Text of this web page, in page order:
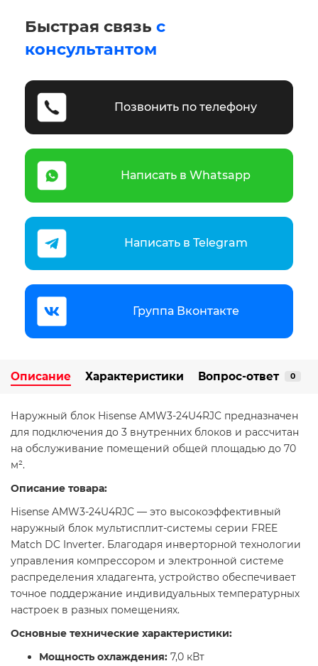
Быстрая связь с
консультантом
Позвонить по телефону
Написать в Whatsapp
Написать в Telegram
Группа Вконтакте
Описание Характеристики Вопрос-ответ 0
Наружный блок Hisense AMW3-24U4RJC предназначен
для подключения до 3 внутренних блоков и рассчитан
на обслуживание помещений общей площадью до 70
м². ​
Описание товара:
Hisense AMW3-24U4RJC — это высокоэффективный
наружный блок мультисплит-системы серии FREE
Match DC Inverter. Благодаря инверторной технологии
управления компрессором и электронной системе
распределения хладагента, устройство обеспечивает
точное поддержание индивидуальных температурных
настроек в разных помещениях. ​
Основные технические характеристики:
Мощность охлаждения: 7,0 кВт​